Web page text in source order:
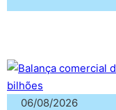
06/08/2026